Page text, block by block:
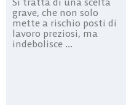
grave, che non solo
mette a rischio posti di
lavoro preziosi, ma
indebolisce ...